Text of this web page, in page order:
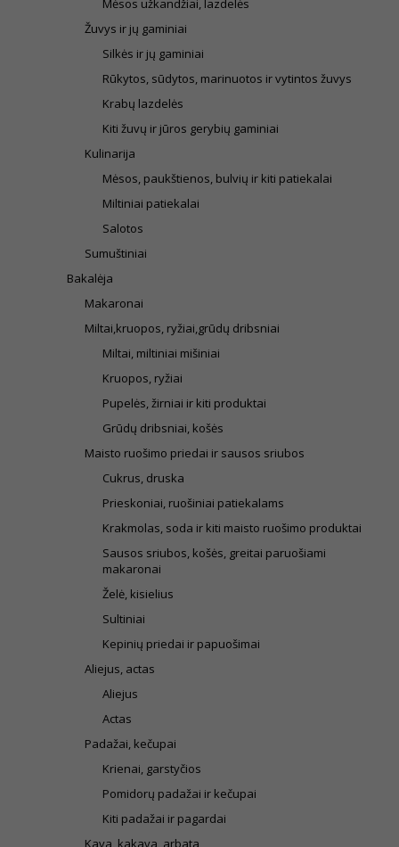
Mėsos užkandžiai, lazdelės
Žuvys ir jų gaminiai
Silkės ir jų gaminiai
Rūkytos, sūdytos, marinuotos ir vytintos žuvys
Krabų lazdelės
Kiti žuvų ir jūros gerybių gaminiai
Kulinarija
Mėsos, paukštienos, bulvių ir kiti patiekalai
Miltiniai patiekalai
Salotos
Sumuštiniai
Bakalėja
Makaronai
Miltai,kruopos, ryžiai,grūdų dribsniai
Miltai, miltiniai mišiniai
Kruopos, ryžiai
Pupelės, žirniai ir kiti produktai
Grūdų dribsniai, košės
Maisto ruošimo priedai ir sausos sriubos
Cukrus, druska
Prieskoniai, ruošiniai patiekalams
Krakmolas, soda ir kiti maisto ruošimo produktai
Sausos sriubos, košės, greitai paruošiami
makaronai
Želė, kisielius
Sultiniai
Kepinių priedai ir papuošimai
Aliejus, actas
Aliejus
Actas
Padažai, kečupai
Krienai, garstyčios
Pomidorų padažai ir kečupai
Kiti padažai ir pagardai
Kava, kakava, arbata